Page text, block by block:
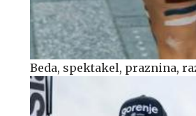
Beda, spektakel, praznina,